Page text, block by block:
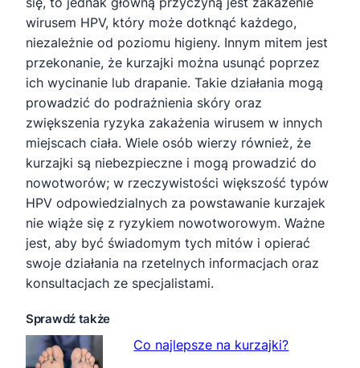
wirusem HPV, który może dotknąć każdego,
niezależnie od poziomu higieny. Innym mitem jest
przekonanie, że kurzajki można usunąć poprzez
ich wycinanie lub drapanie. Takie działania mogą
prowadzić do podrażnienia skóry oraz
zwiększenia ryzyka zakażenia wirusem w innych
miejscach ciała. Wiele osób wierzy również, że
kurzajki są niebezpieczne i mogą prowadzić do
nowotworów; w rzeczywistości większość typów
HPV odpowiedzialnych za powstawanie kurzajek
nie wiąże się z ryzykiem nowotworowym. Ważne
jest, aby być świadomym tych mitów i opierać
swoje działania na rzetelnych informacjach oraz
konsultacjach ze specjalistami.
Sprawdź także
Co najlepsze na kurzajki?